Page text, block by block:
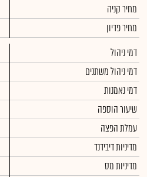
מחיר קניה
מחיר פדיון
דמי ניהול
דמי ניהול משתנים
דמי נאמנות
שיעור הוספה
עמלת הפצה
מדיניות דיבידנד
מדיניות מס